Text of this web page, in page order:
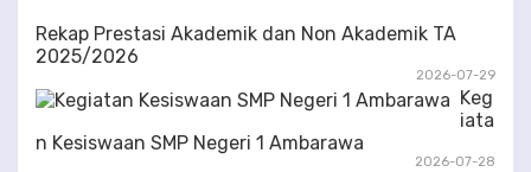
Rekap Prestasi Akademik dan Non Akademik TA
2025/2026
2026-07-29
Keg
iata
n Kesiswaan SMP Negeri 1 Ambarawa
2026-07-28